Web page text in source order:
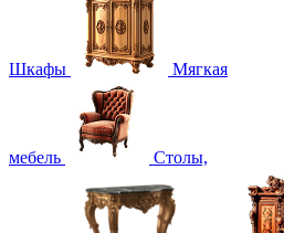
Шкафы Мягкая
мебель Столы,